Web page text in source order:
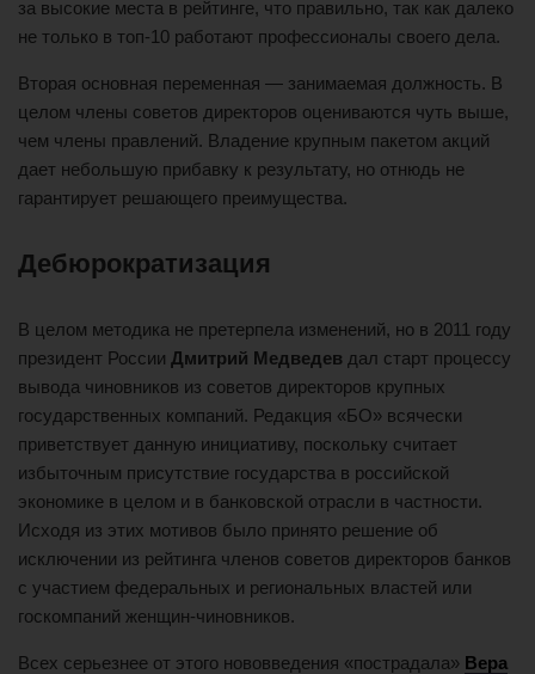
за высокие места в рейтинге, что правильно, так как далеко
не только в топ-10 работают профессионалы своего дела.
Вторая основная переменная — занимаемая должность. В
целом члены советов директоров оцениваются чуть выше,
чем члены правлений. Владение крупным пакетом акций
дает небольшую прибавку к результату, но отнюдь не
гарантирует решающего преимущества.
Дебюрократизация
В целом методика не претерпела изменений, но в 2011 году
президент России Дмитрий Медведев дал старт процессу
вывода чиновников из советов директоров крупных
государственных компаний. Редакция «БО» всячески
приветствует данную инициативу, поскольку считает
избыточным присутствие государства в российской
экономике в целом и в банковской отрасли в частности.
Исходя из этих мотивов было принято решение об
исключении из рейтинга членов советов директоров банков
с участием федеральных и региональных властей или
госкомпаний женщин-чиновников.
Всех серьезнее от этого нововведения «пострадала» Вера